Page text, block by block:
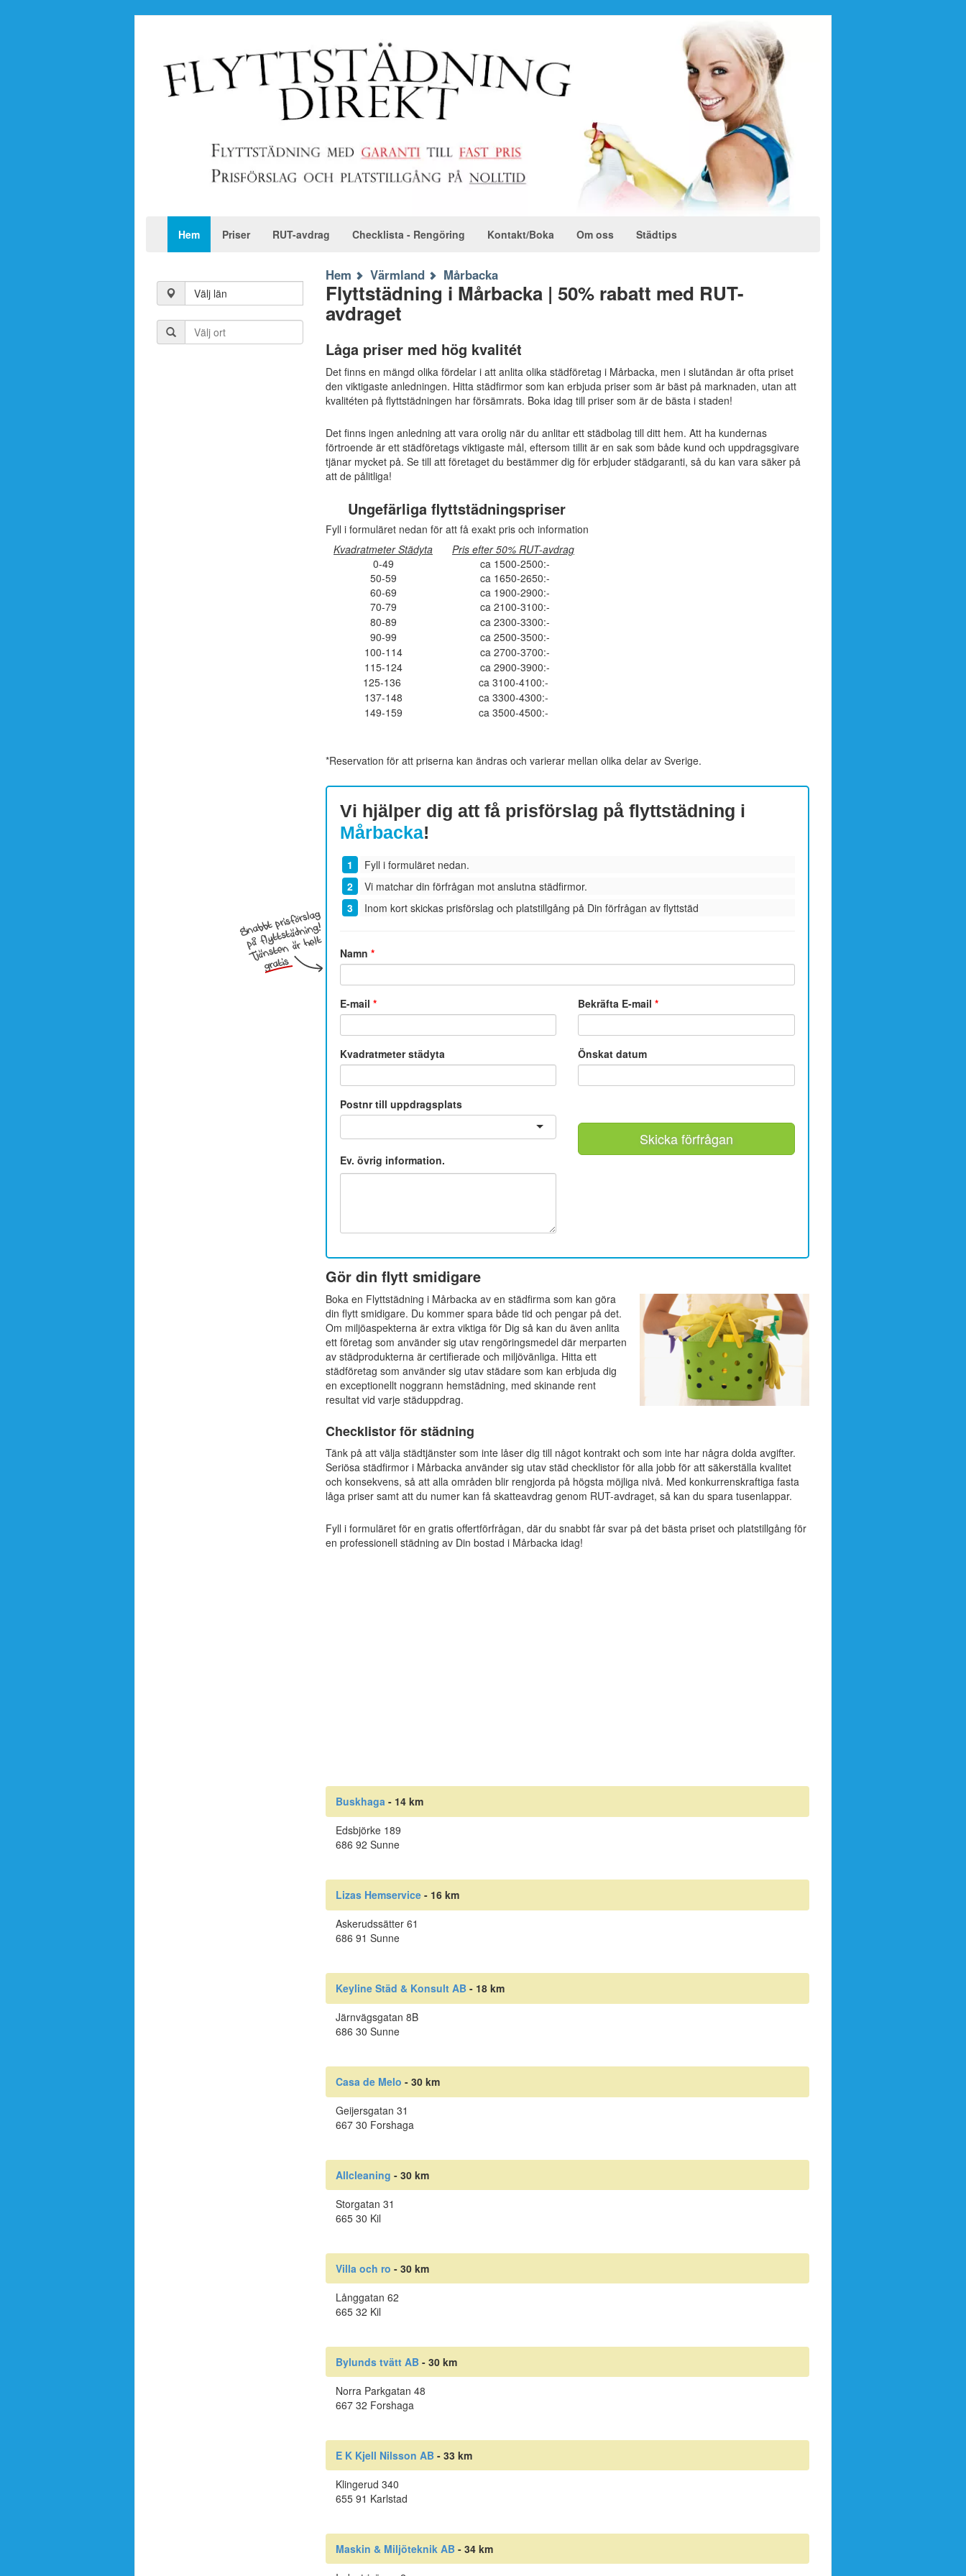
Hem Priser RUT-avdrag Checklista - Rengöring Kontakt/Boka Om oss Städtips
Välj län
Hem Värmland Mårbacka
Flyttstädning i Mårbacka | 50% rabatt med RUT-
avdraget
Låga priser med hög kvalitét
Det finns en mängd olika fördelar i att anlita olika städföretag i Mårbacka, men i slutändan är ofta priset
den viktigaste anledningen. Hitta städfirmor som kan erbjuda priser som är bäst på marknaden, utan att
kvalitéten på flyttstädningen har försämrats. Boka idag till priser som är de bästa i staden!
Det finns ingen anledning att vara orolig när du anlitar ett städbolag till ditt hem. Att ha kundernas
förtroende är ett städföretags viktigaste mål, eftersom tillit är en sak som både kund och uppdragsgivare
tjänar mycket på. Se till att företaget du bestämmer dig för erbjuder städgaranti, så du kan vara säker på
att de pålitliga!
Ungefärliga flyttstädningspriser
Fyll i formuläret nedan för att få exakt pris och information
Kvadratmeter Städyta
Pris efter 50% RUT-avdrag
0-49
ca 1500-2500:-
50-59
ca 1650-2650:-
60-69
ca 1900-2900:-
70-79
ca 2100-3100:-
80-89
ca 2300-3300:-
90-99
ca 2500-3500:-
100-114
ca 2700-3700:-
115-124
ca 2900-3900:-
125-136
ca 3100-4100:-
137-148
ca 3300-4300:-
149-159
ca 3500-4500:-
*Reservation för att priserna kan ändras och varierar mellan olika delar av Sverige.
Vi hjälper dig att få prisförslag på flyttstädning i
Mårbacka!
Fyll i formuläret nedan.
Vi matchar din förfrågan mot anslutna städfirmor.
Inom kort skickas prisförslag och platstillgång på Din förfrågan av flyttstäd
Namn *
E-mail * Bekräfta E-mail*
Kvadratmeter städyta Önskat datum
Postnr till uppdragsplats
Ev. övrig information.
Skicka förfrågan
Gör din flytt smidigare
Boka en Flyttstädning i Mårbacka av en städfirma som kan göra
din flytt smidigare. Du kommer spara både tid och pengar på det.
Om miljöaspekterna är extra viktiga för Dig så kan du även anlita
ett företag som använder sig utav rengöringsmedel där merparten
av städprodukterna är certifierade och miljövänliga. Hitta ett
städföretag som använder sig utav städare som kan erbjuda dig
en exceptionellt noggrann hemstädning, med skinande rent
resultat vid varje städuppdrag.
Checklistor för städning
Tänk på att välja städtjänster som inte låser dig till något kontrakt och som inte har några dolda avgifter.
Seriösa städfirmor i Mårbacka använder sig utav städ checklistor för alla jobb för att säkerställa kvalitet
och konsekvens, så att alla områden blir rengjorda på högsta möjliga nivå. Med konkurrenskraftiga fasta
låga priser samt att du numer kan få skatteavdrag genom RUT-avdraget, så kan du spara tusenlappar.
Fyll i formuläret för en gratis offertförfrågan, där du snabbt får svar på det bästa priset och platstillgång för
en professionell städning av Din bostad i Mårbacka idag!
Buskhaga- 14 km
Edsbjörke 189
686 92 Sunne
Lizas Hemservice- 16 km
Askerudssätter 61
686 91 Sunne
Keyline Städ & Konsult AB- 18 km
Järnvägsgatan 8B
686 30 Sunne
Casa de Melo - 30 km
Geijersgatan 31
667 30 Forshaga
Allcleaning - 30 km
Storgatan 31
665 30 Kil
Villa och ro - 30 km
Långgatan 62
665 32 Kil
Bylunds tvätt AB- 30 km
Norra Parkgatan 48
667 32 Forshaga
E K Kjell Nilsson AB- 33 km
Klingerud 340
655 91 Karlstad
Maskin & Miljöteknik AB- 34 km